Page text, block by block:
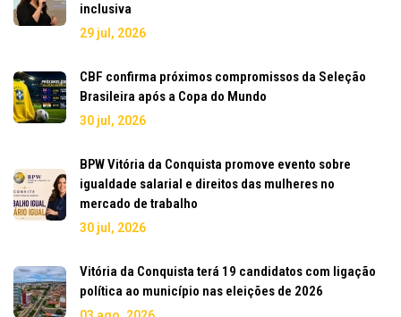
inclusiva
29 jul, 2026
CBF confirma próximos compromissos da Seleção
Brasileira após a Copa do Mundo
30 jul, 2026
BPW Vitória da Conquista promove evento sobre
igualdade salarial e direitos das mulheres no
mercado de trabalho
30 jul, 2026
Vitória da Conquista terá 19 candidatos com ligação
política ao município nas eleições de 2026